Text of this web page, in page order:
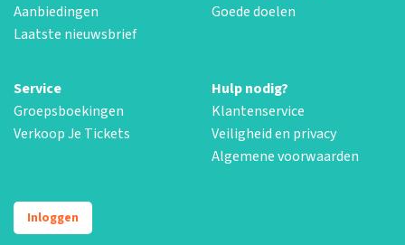
Aanbiedingen
Laatste nieuwsbrief
Goede doelen
Service
Groepsboekingen
Verkoop Je Tickets
Hulp nodig?
Klantenservice
Veiligheid en privacy
Algemene voorwaarden
Inloggen